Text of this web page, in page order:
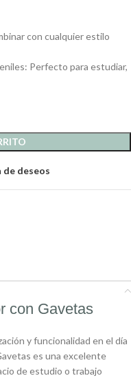
con cualquier estilo
Perfecto para estudiar,
deseos
con Gavetas
y funcionalidad en el día
es una excelente
de estudio o trabajo